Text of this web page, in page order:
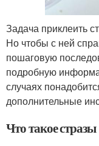
Задача приклеить
Но чтобы с ней
пошаговую
подробную
случаях
дополнительные
Что такое стразы